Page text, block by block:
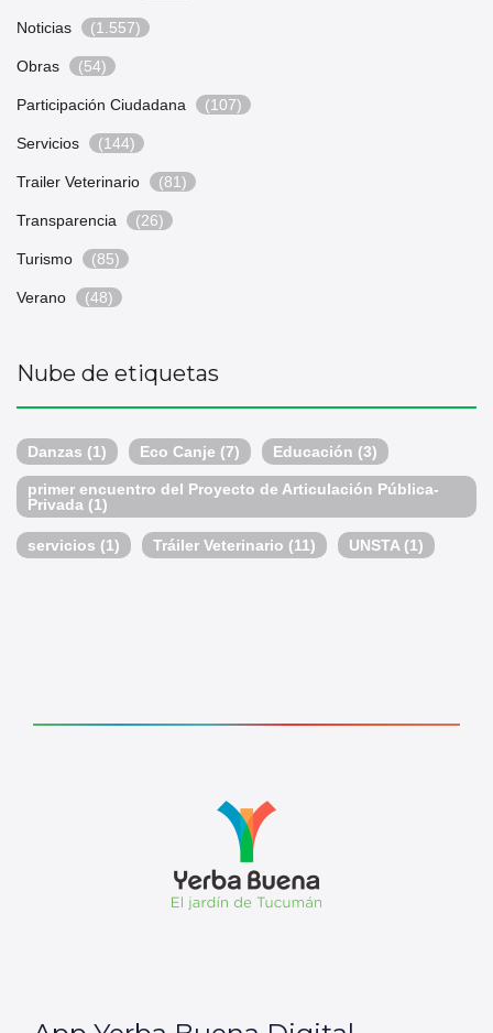
Noticias (1.557)
Obras (54)
Participación Ciudadana (107)
Servicios (144)
Trailer Veterinario (81)
Transparencia (26)
Turismo (85)
Verano (48)
Nube de etiquetas
Danzas (1) Eco Canje (7) Educación (3)
primer encuentro del Proyecto de Articulación Pública-
Privada (1)
servicios (1) Tráiler Veterinario (11) UNSTA(1)